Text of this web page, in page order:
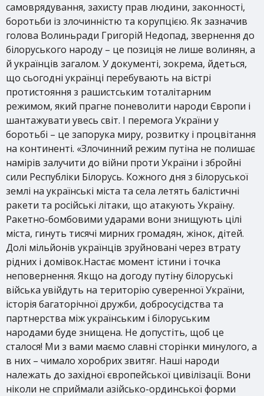
самоврядування, захисту прав людини, законності,
боротьби із злочинністю та корупцією. Як зазначив
голова Волиньради Григорій Недопад, звернення до
білоруського народу – це позиція не лише волинян, а
й українців загалом. У документі, зокрема, йдеться,
що сьогодні українці перебувають на вістрі
протистояння з рашистським тоталітарним
режимом, який прагне поневолити народи Європи і
шантажувати увесь світ. І перемога України у
боротьбі – це запорука миру, розвитку і процвітання
на континенті. «Злочинний режим путіна не полишає
намірів залучити до війни проти України і збройні
сили Республіки Білорусь. Кожного дня з білоруської
землі на українські міста та села летять балістичні
ракети та російські літаки, що атакують Україну.
Ракетно-бомбовими ударами вони знищують цілі
міста, гинуть тисячі мирних громадян, жінок, дітей.
Долі мільйонів українців зруйновані через втрату
рідних і домівок.Настає момент істини і точка
неповернення. Якщо на догоду путіну білоруські
війська увійдуть на територію суверенної України,
історія багаторічної дружби, добросусідства та
партнерства між українським і білоруським
народами буде знищена. Не допустіть, щоб це
сталося! Ми з вами маємо славні сторінки минулого, а
в них – чимало хоробрих звитяг. Наші народи
належать до західної європейської цивілізації. Вони
ніколи не сприймали азійсько-ординської форми